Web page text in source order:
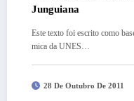
Junguiana
Este texto foi escrito como
mica da UNES…
28 De Outubro De 2011